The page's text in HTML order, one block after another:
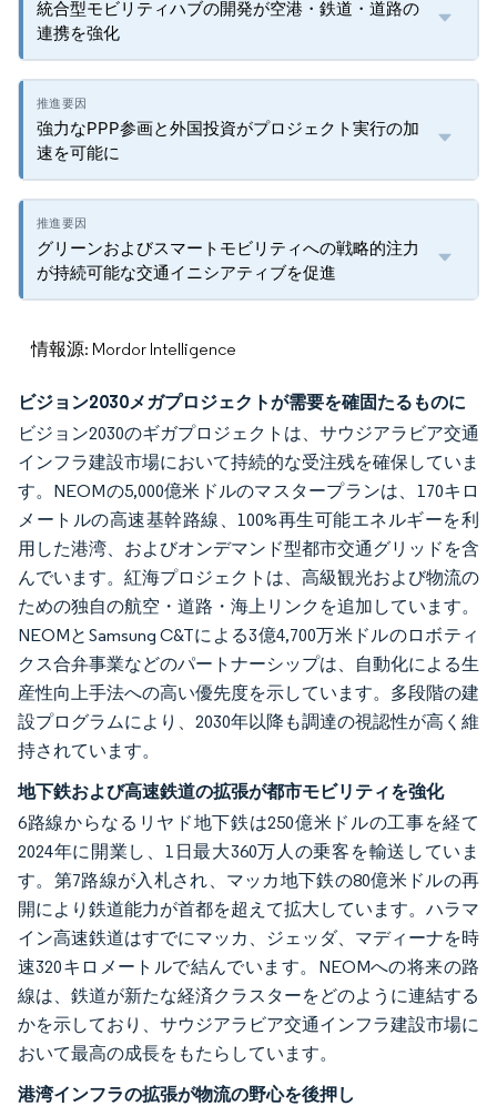
統合型モビリティハブの開発が空港・鉄道・道路の
連携を強化
強力なPPP参画と外国投資がプロジェクト実行の加
速を可能に
グリーンおよびスマートモビリティへの戦略的注力
が持続可能な交通イニシアティブを促進
情報源: Mordor Intelligence
ビジョン2030メガプロジェクトが需要を確固たるものに
ビジョン2030のギガプロジェクトは、サウジアラビア交通
インフラ建設市場において持続的な受注残を確保していま
す。NEOMの5,000億米ドルのマスタープランは、170キロ
メートルの高速基幹路線、100%再生可能エネルギーを利
用した港湾、およびオンデマンド型都市交通グリッドを含
んでいます。紅海プロジェクトは、高級観光および物流の
ための独自の航空・道路・海上リンクを追加しています。
NEOMとSamsung C&Tによる3億4,700万米ドルのロボティ
クス合弁事業などのパートナーシップは、自動化による生
産性向上手法への高い優先度を示しています。多段階の建
設プログラムにより、2030年以降も調達の視認性が高く維
持されています。
地下鉄および高速鉄道の拡張が都市モビリティを強化
6路線からなるリヤド地下鉄は250億米ドルの工事を経て
2024年に開業し、1日最大360万人の乗客を輸送していま
す。第7路線が入札され、マッカ地下鉄の80億米ドルの再
開により鉄道能力が首都を超えて拡大しています。ハラマ
イン高速鉄道はすでにマッカ、ジェッダ、マディーナを時
速320キロメートルで結んでいます。NEOMへの将来の路
線は、鉄道が新たな経済クラスターをどのように連結する
かを示しており、サウジアラビア交通インフラ建設市場に
おいて最高の成長をもたらしています。
港湾インフラの拡張が物流の野心を後押し